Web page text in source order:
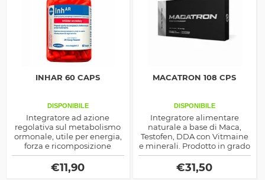
INHAR 60 CAPS
DISPONIBILE
Integratore ad azione
regolativa sul metabolismo
ormonale, utile per energia,
forza e ricomposizione
corporea.
€11,90
MACATRON 108 CPS
DISPONIBILE
Integratore alimentare
naturale a base di Maca,
Testofen, DDA con Vitmaine
e minerali. Prodotto in grado
di stimolare la sintesi
proteica, aumentare i livelli
di testosterone libero, ridurre
€31,50